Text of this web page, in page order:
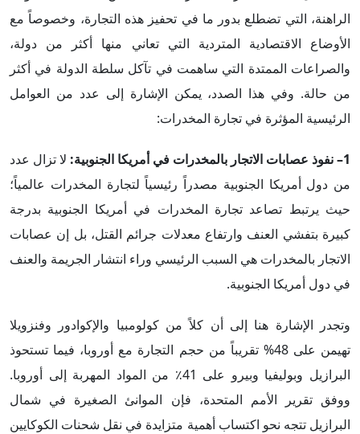
الراهنة، التي تضطلع بدور ما في تحفيز هذه التجارة، وخصوصاً مع
الأوضاع الاقتصادية المتردية التي تعاني منها أكثر من دولة،
والصراعات الممتدة التي ساهمت في تآكل سلطة الدولة في أكثر
من حالة. وفي هذا الصدد، يمكن الإشارة إلى عدد من العوامل
الرئيسية المؤثرة في تجارة المخدرات:
1– نفوذ عصابات الاتجار بالمخدرات في أمريكا الجنوبية:
لا تزال عدد
من دول أمريكا الجنوبية مصدراً رئيسياً لتجارة المخدرات عالمياً؛
حيث يرتبط تصاعد تجارة المخدرات في أمريكا الجنوبية بدرجة
كبيرة بتفشي العنف وارتفاع معدلات جرائم القتل، بل إن عصابات
الاتجار بالمخدرات هي السبب الرئيسي وراء انتشار الجريمة والعنف
في دول أمريكا الجنوبية.
وتجدر الإشارة هنا إلى أن كلاً من كولومبيا والإكوادور وفنزويلا
تهيمن على 48% تقريباً من حجم التجارة مع أوروبا، فيما تستحوذ
البرازيل وبوليفيا وبيرو على 41٪ من المواد المهربة إلى أوروبا.
ووفق تقرير الأمم المتحدة، فإن الموانئ الصغيرة في شمال
البرازيل تتجه نحو اكتساب أهمية متزايدة في نقل شحنات الكوكايين